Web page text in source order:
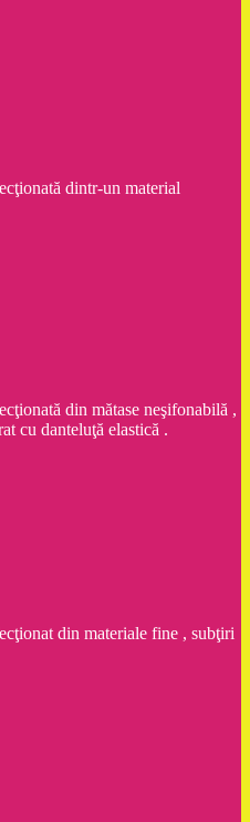
dintr-un material
din mătase neşifonabilă ,
cu danteluţă elastică .
din materiale fine , subţiri